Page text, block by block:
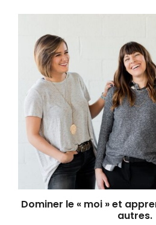
Dominer le « moi » et
autres.